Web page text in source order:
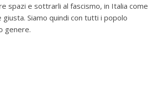
spazi e sottrarli al fascismo, in Italia come
Siamo quindi con tutti i popolo
genere.